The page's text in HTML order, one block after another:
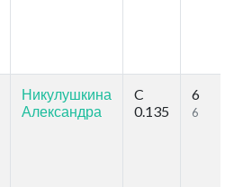
Никулушкина
Александра
C
0.135
6
6